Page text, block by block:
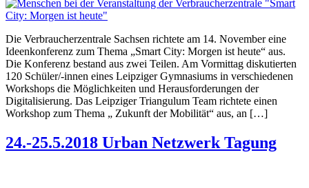
Die Verbraucherzentrale Sachsen richtete am 14. November eine
Ideenkonferenz zum Thema „Smart City: Morgen ist heute“ aus.
Die Konferenz bestand aus zwei Teilen. Am Vormittag diskutierten
120 Schüler/-innen eines Leipziger Gymnasiums in verschiedenen
Workshops die Möglichkeiten und Herausforderungen der
Digitalisierung. Das Leipziger Triangulum Team richtete einen
Workshop zum Thema „ Zukunft der Mobilität“ aus, an […]
24.-25.5.2018 Urban Netzwerk Tagung